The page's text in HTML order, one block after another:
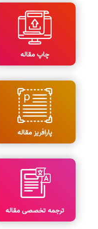
چاپ مقاله
پارافریز مقاله
ترجمه تخصصی مقاله